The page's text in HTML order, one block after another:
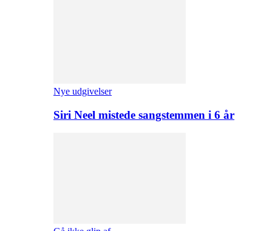
Nye udgivelser
Siri Neel mistede sangstemmen i 6 år